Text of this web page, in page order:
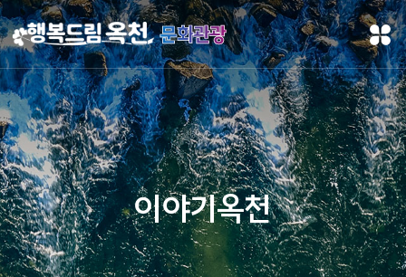
문화관광
이야기옥천